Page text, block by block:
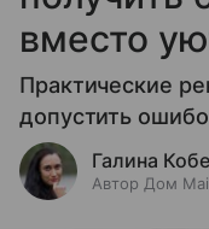
вместо
Практические
допустить
Галина
Автор Дом